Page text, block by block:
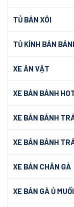
TỦ BÁN XÔI
TỦ KÍNH BÁN
XE ĂN VẶT
XE BÁN BÁNH
XE BÁN BÁNH
XE BÁN BÁNH
XE BÁN CHÂN GÀ
XE BÁN GÀ Ủ MUỐI